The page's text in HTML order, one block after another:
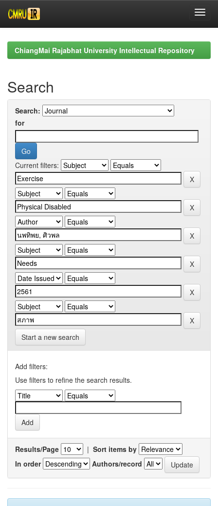
navigationChiangMai Rajabhat University Intellectual Repository
Search
Search:
for
Current filters:
Start a new search
Add filters:
Use filters to refine the search results.
Results/Page | Sort items by
In order
Authors/record